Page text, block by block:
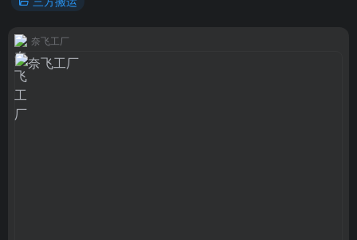
奈飞工厂